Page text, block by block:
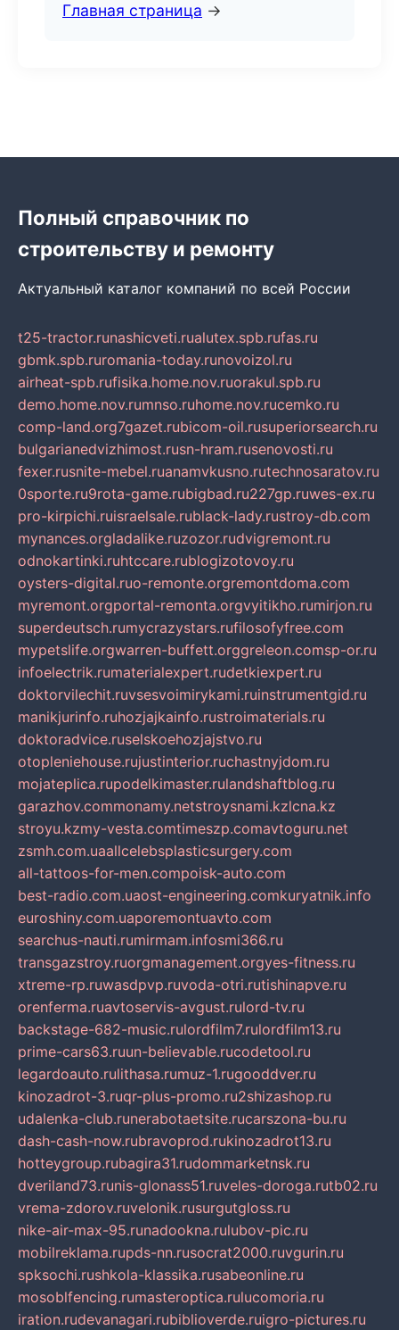
Главная страница →
Полный справочник по
строительству и ремонту
Актуальный каталог компаний по всей России
t25-tractor.runashicveti.rualutex.spb.rufas.ru
gbmk.spb.ruromania-today.runovoizol.ru
airheat-spb.rufisika.home.nov.ruorakul.spb.ru
demo.home.nov.rumnso.ruhome.nov.rucemko.ru
comp-land.org7gazet.rubicom-oil.rusuperiorsearch.ru
bulgarianedvizhimost.rusn-hram.rusenovosti.ru
fexer.rusnite-mebel.ruanamvkusno.rutechnosaratov.ru
0sporte.ru9rota-game.rubigbad.ru227gp.ruwes-ex.ru
pro-kirpichi.ruisraelsale.rublack-lady.rustroy-db.com
mynances.orgladalike.ruzozor.rudvigremont.ru
odnokartinki.ruhtccare.rublogizotovoy.ru
oysters-digital.ruo-remonte.orgremontdoma.com
myremont.orgportal-remonta.orgvyitikho.rumirjon.ru
superdeutsch.rumycrazystars.rufilosofyfree.com
mypetslife.orgwarren-buffett.orggreleon.comsp-or.ru
infoelectrik.rumaterialexpert.rudetkiexpert.ru
doktorvilechit.ruvsesvoimirykami.ruinstrumentgid.ru
manikjurinfo.ruhozjajkainfo.rustroimaterials.ru
doktoradvice.ruselskoehozjajstvo.ru
otopleniehouse.rujustinterior.ruchastnyjdom.ru
mojateplica.rupodelkimaster.rulandshaftblog.ru
garazhov.commonamy.netstroysnami.kzlcna.kz
stroyu.kzmy-vesta.comtimeszp.comavtoguru.net
zsmh.com.uaallcelebsplasticsurgery.com
all-tattoos-for-men.compoisk-auto.com
best-radio.com.uaost-engineering.comkuryatnik.info
euroshiny.com.uaporemontuavto.com
searchus-nauti.rumirmam.infosmi366.ru
transgazstroy.ruorgmanagement.orgyes-fitness.ru
xtreme-rp.ruwasdpvp.ruvoda-otri.rutishinapve.ru
orenferma.ruavtoservis-avgust.rulord-tv.ru
backstage-682-music.rulordfilm7.rulordfilm13.ru
prime-cars63.ruun-believable.rucodetool.ru
legardoauto.rulithasa.rumuz-1.rugooddver.ru
kinozadrot-3.ruqr-plus-promo.ru2shizashop.ru
udalenka-club.runerabotaetsite.rucarszona-bu.ru
dash-cash-now.rubravoprod.rukinozadrot13.ru
hotteygroup.rubagira31.rudommarketnsk.ru
dveriland73.runis-glonass51.ruveles-doroga.rutb02.ru
vrema-zdorov.ruvelonik.rusurgutgloss.ru
nike-air-max-95.runadookna.rulubov-pic.ru
mobilreklama.rupds-nn.rusocrat2000.ruvgurin.ru
spksochi.rushkola-klassika.rusabeonline.ru
mosoblfencing.rumasteroptica.rulucomoria.ru
iration.rudevanagari.rubiblioverde.ruigro-pictures.ru